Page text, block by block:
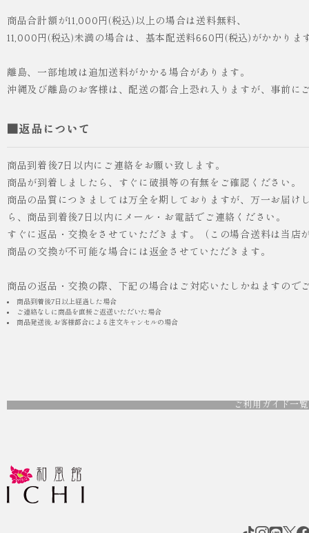
商品合計額が11,000円(税込)以上の場合は送料無料、
11,000円(税込)未満の場合は、基本配送料660円(税込)がかかりま
離島、一部地域は追加送料がかかる場合があります。
沖縄及び離島のお客様は、配送の都合上恐れ入りますが、事前に
■返品について
商品到着後7日以内にご連絡をお願い致します。
商品が到着しましたら、すぐに破損等の有無をご確認ください。
商品の品質につきましては万全を期しておりますが、万一お届け
ら、商品到着後7日以内にメール・お電話でご連絡ください。
すぐに返品・交換をさせていただきます。（この場合送料は当店
商品の交換が不可能な場合には返金させていただきます。
商品の返品・交換の際、下記の場合はご対応いたしかねますので
商品到着後7日以上経過した場合
ご連絡なしに商品を直接ご返送いただいた場合
商品発送後, お客様都合による注文キャンセルの場合
ご利用ガイド一